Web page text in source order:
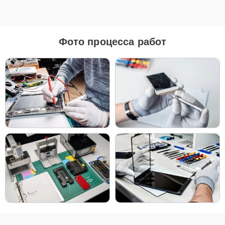
Как выбрать подходящие запчасти:
Если ваше устройство планируется использовать
длительное время, оригинальные запчасти — это
лучший выбор для обеспечения максимальной
совместимости и надежности.
Если планируется обновление устройства в
ближайшее время, можно рассмотреть установку
качественных аналогов для экономии, сохраняя
при этом высокие стандарты надежности.
Независимо от выбора, мы уверены в качестве всех деталей —
будь то оригинальные запчасти или надежные аналоги от
проверенных производителей.
Чтобы начать ремонт, просто позвоните по телефону +7 (958)
295-29-36 или оставьте
Заявку на сайте. Наш специалист
Фото процесса работ